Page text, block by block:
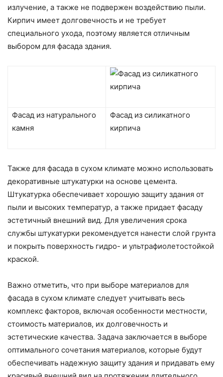
излучение, а также не подвержен воздействию пыли.
Кирпич имеет долговечность и не требует
специального ухода, поэтому является отличным
выбором для фасада здания.
Фасад из натурального
камня
Фасад из силикатного
кирпича
Также для фасада в сухом климате можно использовать
декоративные штукатурки на основе цемента.
Штукатурка обеспечивает хорошую защиту здания от
пыли и высоких температур, а также придает фасаду
эстетичный внешний вид. Для увеличения срока
службы штукатурки рекомендуется нанести слой грунта
и покрыть поверхность гидро- и ультрафиолетостойкой
краской.
Важно отметить, что при выборе материалов для
фасада в сухом климате следует учитывать весь
комплекс факторов, включая особенности местности,
стоимость материалов, их долговечность и
эстетические качества. Задача заключается в выборе
оптимального сочетания материалов, которые будут
обеспечивать надежную защиту здания и придавать ему